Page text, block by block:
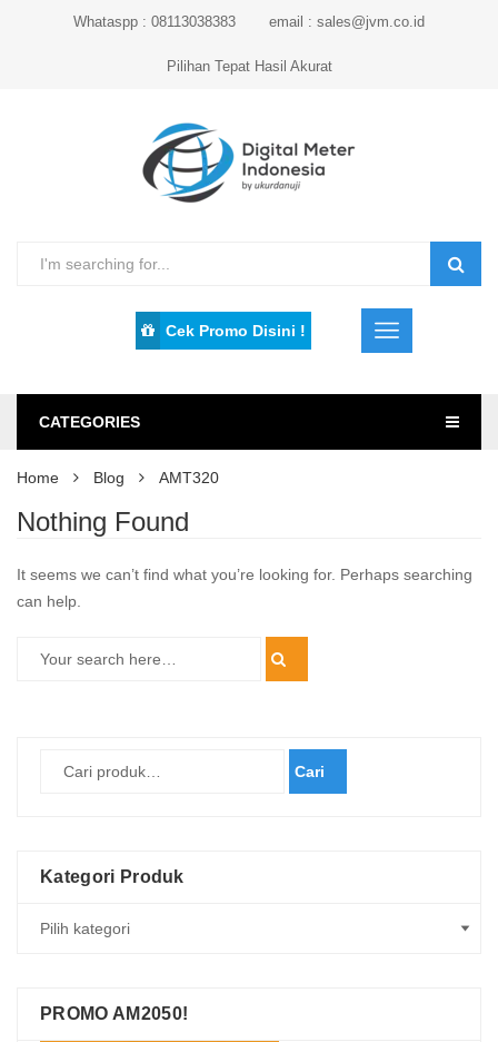
Whataspp : 08113038383 email : sales@jvm.co.id
Pilihan Tepat Hasil Akurat
Cek Promo Disini !
CATEGORIES
Home Blog AMT320
Nothing Found
It seems we can’t find what you’re looking for. Perhaps searching
can help.
Cari
Kategori Produk
PROMO AM2050!